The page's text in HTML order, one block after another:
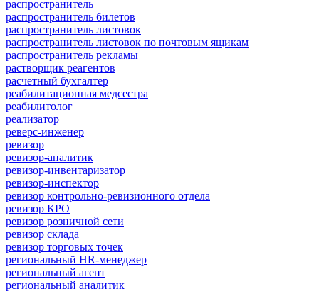
распространитель
распространитель билетов
распространитель листовок
распространитель листовок по почтовым ящикам
распространитель рекламы
растворщик реагентов
расчетный бухгалтер
реабилитационная медсестра
реабилитолог
реализатор
реверс-инженер
ревизор
ревизор-аналитик
ревизор-инвентаризатор
ревизор-инспектор
ревизор контрольно-ревизионного отдела
ревизор КРО
ревизор розничной сети
ревизор склада
ревизор торговых точек
региональный HR-менеджер
региональный агент
региональный аналитик